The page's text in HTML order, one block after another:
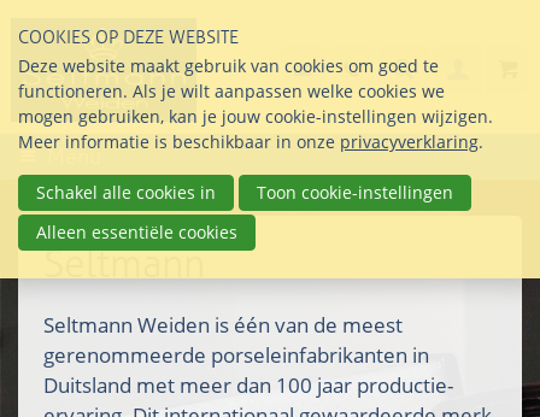
links
over
Direct
naar
inhoud
Direct
naar
het
info@seltmann-
Stel uw vraag
085 76 07 000
Search
Menu
Seltmann
Seltmann Weiden is één van de meest
gerenommeerde porseleinfabrikanten in
Duitsland met meer dan 100 jaar productie-
COOKIES OP DEZE WEBSITE
Deze website maakt gebruik van cookies om goed te
functioneren. Als je wilt aanpassen welke cookies we
mogen gebruiken, kan je jouw cookie-instellingen wijzigen.
Meer informatie is beschikbaar in onze privacyverklaring.
Schakel alle cookies in
Toon cookie-instellingen
Alleen essentiële cookies